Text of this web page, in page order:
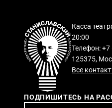
Касса
20:00
Телефон:
125375,
Все
ПОДПИШИТЕСЬ НА